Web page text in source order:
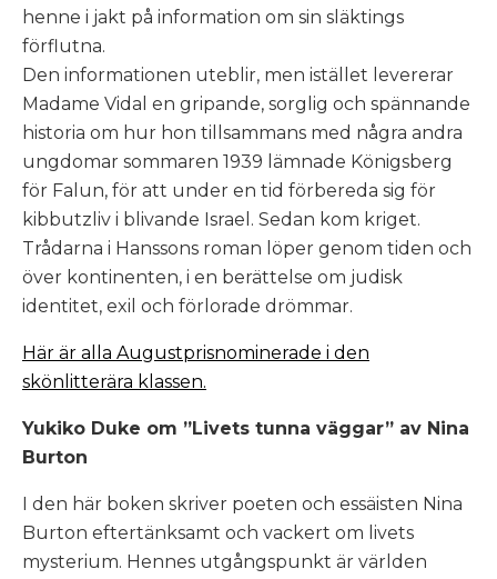
henne i jakt på information om sin släktings
förflutna.
Den informationen uteblir, men istället levererar
Madame Vidal en gripande, sorglig och spännande
historia om hur hon tillsammans med några andra
ungdomar sommaren 1939 lämnade Königsberg
för Falun, för att under en tid förbereda sig för
kibbutzliv i blivande Israel. Sedan kom kriget.
Trådarna i Hanssons roman löper genom tiden och
över kontinenten, i en berättelse om judisk
identitet, exil och förlorade drömmar.
Här är alla Augustprisnominerade i den
skönlitterära klassen.
Yukiko Duke om ”Livets tunna väggar” av Nina
Burton
I den här boken skriver poeten och essäisten Nina
Burton eftertänksamt och vackert om livets
mysterium. Hennes utgångspunkt är världen